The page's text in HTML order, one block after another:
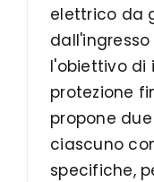
elettrico da
l'obiettivo di
protezione
propone
ciascuno
specifiche,